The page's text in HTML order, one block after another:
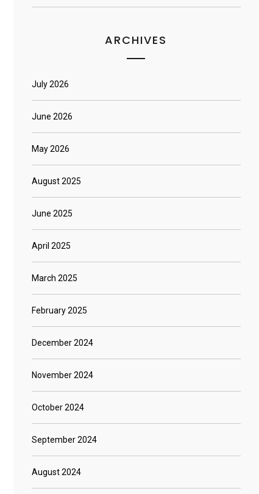
ARCHIVES
July 2026
June 2026
May 2026
August 2025
June 2025
April 2025
March 2025
February 2025
December 2024
November 2024
October 2024
September 2024
August 2024